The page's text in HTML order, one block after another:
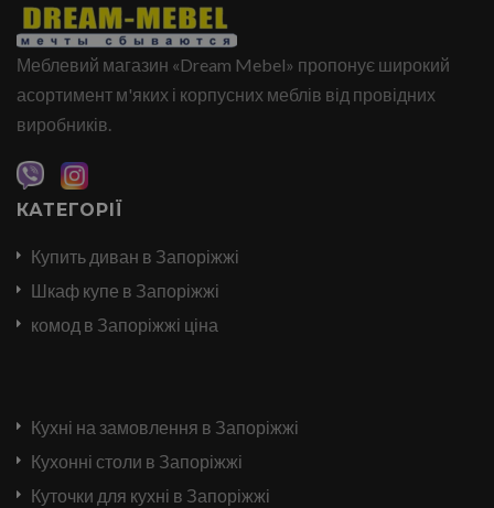
Меблевий магазин «Dream Mebel» пропонує широкий
асортимент м'яких і корпусних меблів від провідних
виробників.
КАТЕГОРІЇ
Купить диван в Запоріжжі
Шкаф купе в Запоріжжі
комод в Запоріжжі ціна
Кухні на замовлення в Запоріжжі
Кухонні столи в Запоріжжі
Куточки для кухні в Запоріжжі